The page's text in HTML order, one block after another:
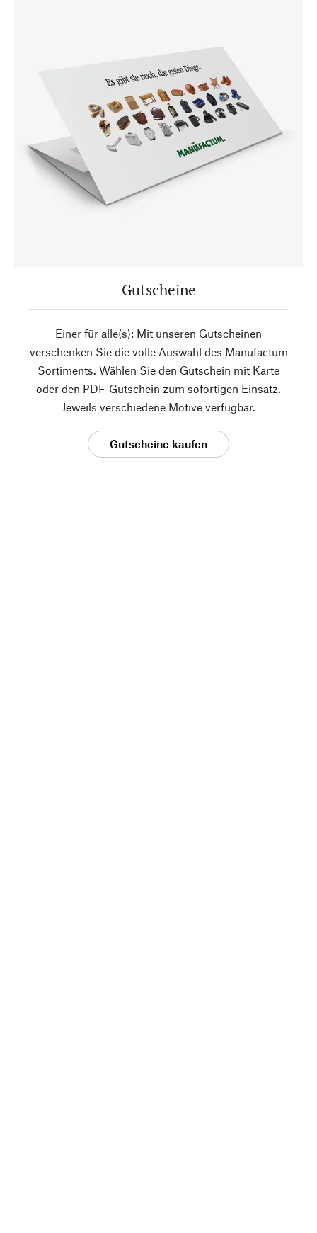
Gutscheine
Einer für alle(s): Mit unseren Gutscheinen
verschenken Sie die volle Auswahl des Manufactum
Sortiments. Wählen Sie den Gutschein mit Karte
oder den PDF-Gutschein zum sofortigen Einsatz.
Jeweils verschiedene Motive verfügbar.
Gutscheine kaufen